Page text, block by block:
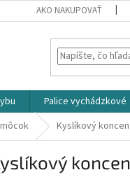
AKO NAKUPOVAŤ
Palice vychádzkové
Kyslíkový